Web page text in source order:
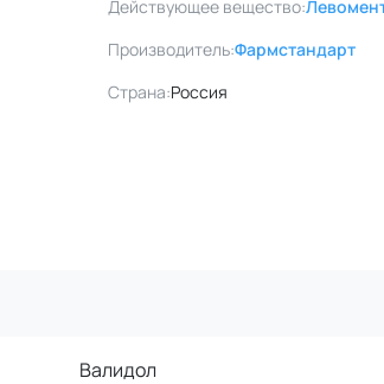
Действующее вещество:
Производитель:Фармстандарт
Страна:Россия
Валидол